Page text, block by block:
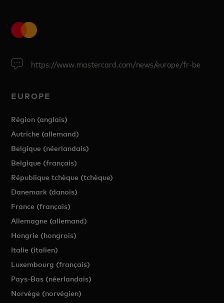
https://www.mastercard.com/news/europe/fr-be
EUROPE
Région (anglais)
Autriche (allemand)
Belgique (néerlandais)
Belgique (français)
République tchèque (tchèque)
Danemark (danois)
France (français)
Allemagne (allemand)
Hongrie (hongrois)
Italie (italien)
Luxembourg (français)
Pays-Bas (néerlandais)
Norvège (norvégien)